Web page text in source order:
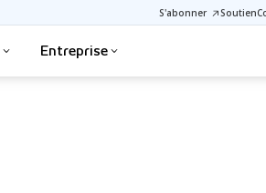
S'abonner Soutien
Entreprise